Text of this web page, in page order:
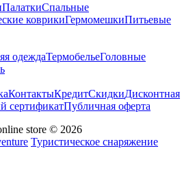
ПалаткиСпальные
коврикиГермомешкиПитьевые
одеждаТермобельеГоловные
КонтактыКредитСкидкиДисконтная
сертификатПубличная оферта
store © 2026
Туристическое снаряжение